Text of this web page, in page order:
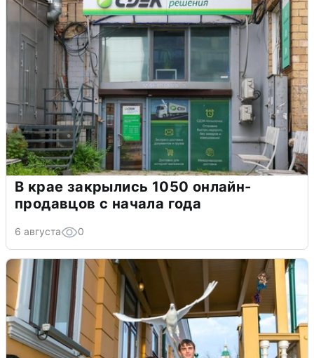
В крае закрылись 1050 онлайн-
продавцов с начала года
6 августа 0